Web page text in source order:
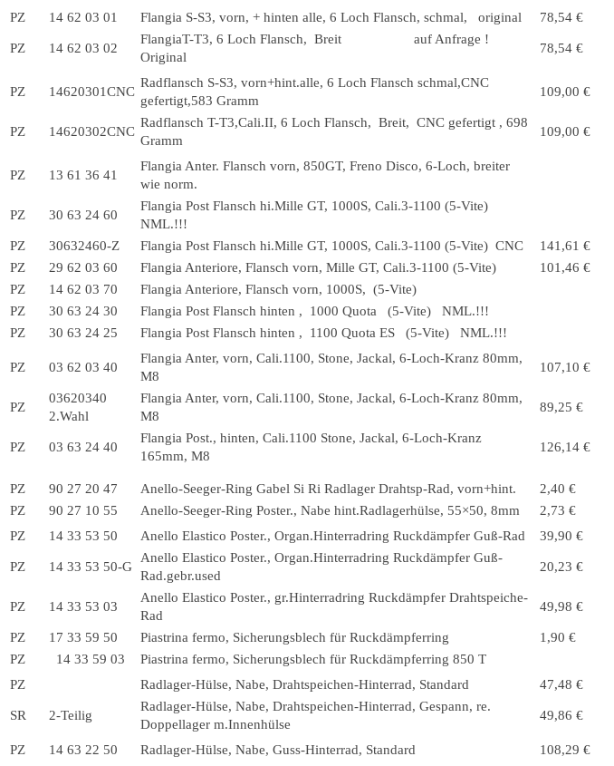
PZ
14 62 03 01 Flangia S-S3, vorn, + hinten alle, 6 Loch Flansch, schmal, original 78,54 €
PZ 14 62 03 02
FlangiaT-T3, 6 Loch Flansch, Breit auf Anfrage !
Original
78,54 €
PZ 14620301CNC
Radflansch S-S3, vorn+hint.alle, 6 Loch Flansch schmal,CNC
gefertigt,583 Gramm
109,00 €
PZ 14620302CNC
Radflansch T-T3,Cali.II, 6 Loch Flansch, Breit, CNC gefertigt , 698
Gramm
109,00 €
PZ 13 61 36 41
Flangia Anter. Flansch vorn, 850GT, Freno Disco, 6-Loch, breiter
wie norm.
PZ 30 63 24 60
Flangia Post Flansch hi.Mille GT, 1000S, Cali.3-1100 (5-Vite)
NML.!!!
PZ
30632460-Z Flangia Post Flansch hi.Mille GT, 1000S, Cali.3-1100 (5-Vite) CNC
141,61 €
PZ
29 62 03 60 Flangia Anteriore, Flansch vorn, Mille GT, Cali.3-1100 (5-Vite)
101,46 €
PZ
14 62 03 70
Flangia Anteriore, Flansch vorn, 1000S, (5-Vite)
PZ
30 63 24 30
Flangia Post Flansch hinten , 1000 Quota (5-Vite) NML.!!!
PZ
30 63 24 25 Flangia Post Flansch hinten , 1100 Quota ES (5-Vite) NML.!!!
PZ 03 62 03 40
Flangia Anter, vorn, Cali.1100, Stone, Jackal, 6-Loch-Kranz 80mm,
M8
107,10 €
PZ
03620340
2.Wahl
Flangia Anter, vorn, Cali.1100, Stone, Jackal, 6-Loch-Kranz 80mm,
M8
89,25 €
PZ 03 63 24 40
Flangia Post., hinten, Cali.1100 Stone, Jackal, 6-Loch-Kranz
165mm, M8
126,14 €
PZ 90 27 20 47 Anello-Seeger-Ring Gabel Si Ri Radlager Drahtsp-Rad, vorn+hint.
2,40 €
PZ
90 27 10 55 Anello-Seeger-Ring Poster., Nabe hint.Radlagerhülse, 55×50, 8mm
2,73 €
PZ
14 33 53 50 Anello Elastico Poster., Organ.Hinterradring Ruckdämpfer Guß-Rad 39,90 €
PZ 14 33 53 50-G
Anello Elastico Poster., Organ.Hinterradring Ruckdämpfer Guß-
Rad.gebr.used
20,23 €
PZ 14 33 53 03
Anello Elastico Poster., gr.Hinterradring Ruckdämpfer Drahtspeiche-
Rad
49,98 €
PZ 17 33 59 50 Piastrina fermo, Sicherungsblech für Ruckdämpferring
1,90 €
PZ
14 33 59 03
Piastrina fermo, Sicherungsblech für Ruckdämpferring 850 T
PZ
Radlager-Hülse, Nabe, Drahtspeichen-Hinterrad, Standard 47,48 €
SR 2-Teilig
Radlager-Hülse, Nabe, Drahtspeichen-Hinterrad, Gespann, re.
Doppellager m.Innenhülse
49,86 €
PZ 14 63 22 50 Radlager-Hülse, Nabe, Guss-Hinterrad, Standard
108,29 €